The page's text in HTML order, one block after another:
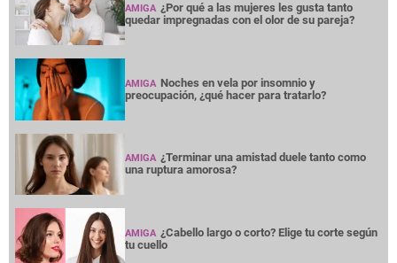
AMIGA ¿Por qué a las mujeres les gusta tanto
quedar impregnadas con el olor de su pareja?
AMIGA Noches en vela por insomnio y
preocupación, ¿qué hacer para tratarlo?
AMIGA ¿Terminar una amistad duele tanto como
una ruptura amorosa?
AMIGA ¿Cabello largo o corto? Elige tu corte según
tu cuello